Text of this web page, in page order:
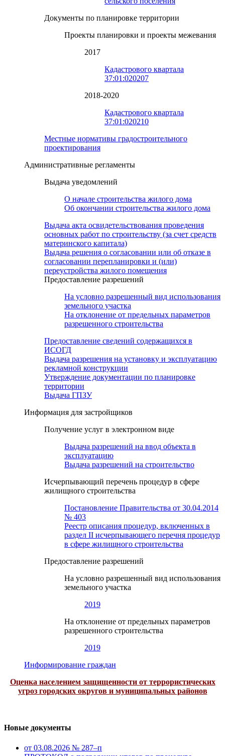
Документы по планировке территории
Проекты планировки и проекты межевания
2017
Кадастрового квартала
37:01:020207
2018-2020
Кадастрового квартала
37:01:020210
Местные нормативы градостроительного
проектирования
Административные регламенты
Выдача уведомлений
О начале строительства жилого дома
Об окончании строительства жилого дома
Выдача акта освидетельствования проведения
основных работ по строительству (за счет средств
материнского капитала)
Выдача решения о согласовании или об отказе в
согласовании перепланировки и (или)
переустройства жилого помещения
Предоставление разрешений
На условно разрешенный вид использования
земельного участка
На отклонение от предельных параметров
разрешенного строительства
Предоставление сведений содержащихся в
ИСОГД
Выдача разрешения на установку и эксплуатацию
рекламной конструкции
Утверждение документации по планировке
территории
Выдача ГПЗУ
Информация для застройщиков
Получение услуг в электронном виде
Выдача разрешений на ввод объекта в
эксплуатацию
Выдача разрешений на строительство
Исчерпывающий перечень процедур в сфере
жилищного строительства
Постановление Правительства от 30.04.2014
№ 403
Реестр описания процедур, включенных в
раздел II исчерпывающего перечня процедур
в сфере жилищного строительства
Предоставление разрешений
На условно разрешенный вид использования
земельного участка
2019
На отклонение от предельных параметров
разрешенного строительства
2019
Информирование граждан
Оценка населением защищенности от террористических
угроз городских округов и муниципальных районов
Новые документы
от 03.08.2026 № 287–п